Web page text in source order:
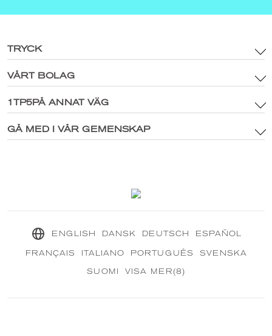
TRYCK
Allmänna Villkor
Varumärkestillgångar och digital mediapolicy
Cookiepolicy
VÅRT BOLAG
Huvudsida
Utforska CRANBOURN®
1TP5PÅ ANNAT VÄG
Inuti CRANBOURN®
GÅ MED I VÅR GEMENSKAP
ENGLISH DANSK DEUTSCH ESPAÑOL
FRANÇAIS ITALIANO PORTUGUÊS SVENSKA
SUOMI VISA MER(8)